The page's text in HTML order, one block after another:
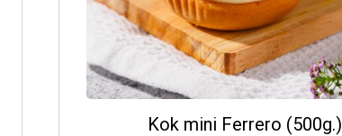
Kok mini Ferrero (500g.)